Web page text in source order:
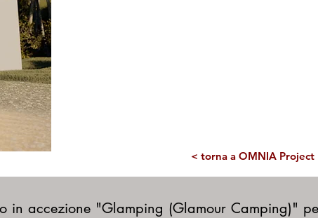
< torna a OMNIA Project
in accezione "Glamping (Glamour Camping)"